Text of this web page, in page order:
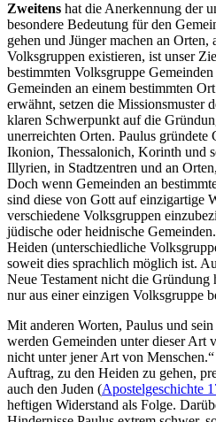
Zweitens hat die Anerkennung der
besondere Bedeutung für den
gehen und Jünger machen an Orten,
Volksgruppen existieren, ist unser
bestimmten Volksgruppe
Gemeinden an einem bestimmten
erwähnt, setzen die Missionsmuster
klaren Schwerpunkt auf die
unerreichten Orten. Paulus gründete
Ikonion, Thessalonich, Korinth und
Illyrien, in Stadtzentren und an
Doch wenn Gemeinden an
sind diese von Gott auf einzigartige
verschiedene Volksgruppen
jüdische oder heidnische
Heiden (unterschiedliche
soweit dies sprachlich möglich ist.
Neue Testament nicht die Gründung
nur aus einer einzigen Volksgruppe
Mit anderen Worten, Paulus und
werden Gemeinden unter dieser Art
nicht unter jener Art von
Auftrag, zu den Heiden zu gehen,
auch den Juden (Apostelgeschichte
heftigen Widerstand als Folge.